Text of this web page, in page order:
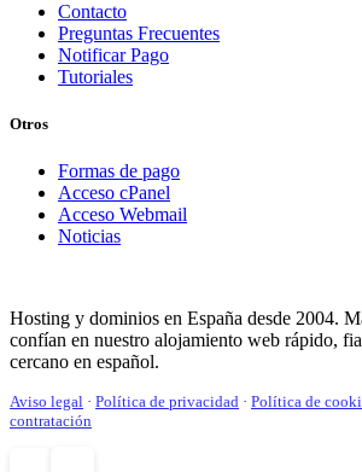
Contacto
Preguntas Frecuentes
Notificar Pago
Tutoriales
Otros
Formas de pago
Acceso cPanel
Acceso Webmail
Noticias
Hosting y dominios en España desde 2004.
confían en nuestro alojamiento web rápido,
cercano en español.
Aviso legal · Política de privacidad · Política de
contratación